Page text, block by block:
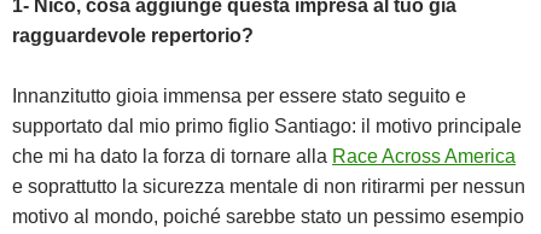
1- Nico, cosa aggiunge questa impresa al tuo già
ragguardevole repertorio?
Innanzitutto gioia immensa per essere stato seguito e
supportato dal mio primo figlio Santiago: il motivo principale
che mi ha dato la forza di tornare alla Race Across America
e soprattutto la sicurezza mentale di non ritirarmi per nessun
motivo al mondo, poiché sarebbe stato un pessimo esempio